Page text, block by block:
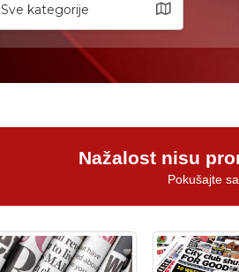
Sve kategorije
Nažalost nisu
Pokušajte